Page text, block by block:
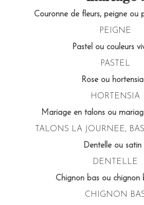
Couronne de fleurs, peigne ou
PEIGNE
Pastel ou couleurs
PASTEL
Rose ou
HORTENSIA
Mariage en talons ou
TALONS LA JOURNEE,
Dentelle ou satin
DENTELLE
Chignon bas ou chignon
CHIGNON